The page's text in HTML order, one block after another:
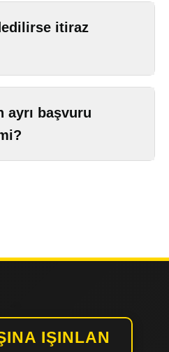
itiraz
ayrı başvuru
IŞINLAN